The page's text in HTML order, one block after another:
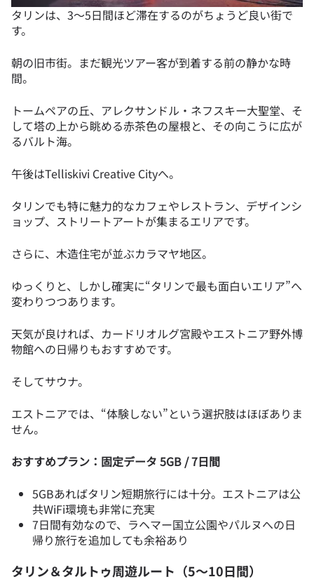
タリンは、3〜5日間ほど滞在するのがちょうど良い街で
す。
朝の旧市街。まだ観光ツアー客が到着する前の静かな時
間。
トームペアの丘、アレクサンドル・ネフスキー大聖堂、そ
して塔の上から眺める赤茶色の屋根と、その向こうに広が
るバルト海。
午後はTelliskivi Creative Cityへ。
タリンでも特に魅力的なカフェやレストラン、デザインシ
ョップ、ストリートアートが集まるエリアです。
さらに、木造住宅が並ぶカラマヤ地区。
ゆっくりと、しかし確実に“タリンで最も面白いエリア”へ
変わりつつあります。
天気が良ければ、カードリオルグ宮殿やエストニア野外博
物館への日帰りもおすすめです。
そしてサウナ。
エストニアでは、“体験しない”という選択肢はほぼありま
せん。
おすすめプラン：固定データ 5GB / 7日間
5GBあればタリン短期旅行には十分。エストニアは公
共WiFi環境も非常に充実
7日間有効なので、ラヘマー国立公園やパルヌへの日
帰り旅行を追加しても余裕あり
タリン＆タルトゥ周遊ルート（5〜10日間）